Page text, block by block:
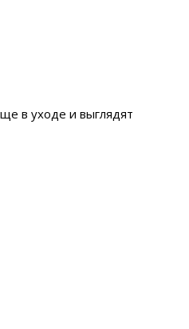
в уходе и выглядят